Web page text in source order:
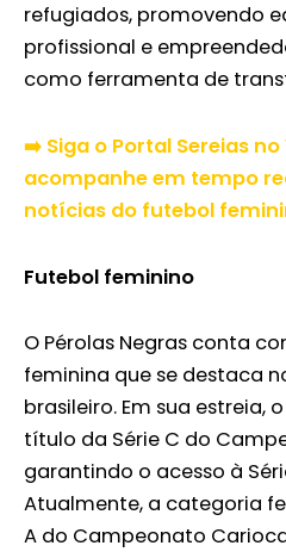
refugiados, promovendo
profissional e
como ferramenta de
➡️ Siga o Portal Sereias
acompanhe em tempo
notícias do futebol
Futebol feminino
O Pérolas Negras conta
feminina que se destaca
brasileiro. Em sua estreia,
título da Série C do
garantindo o acesso à
Atualmente, a categoria
A do Campeonato